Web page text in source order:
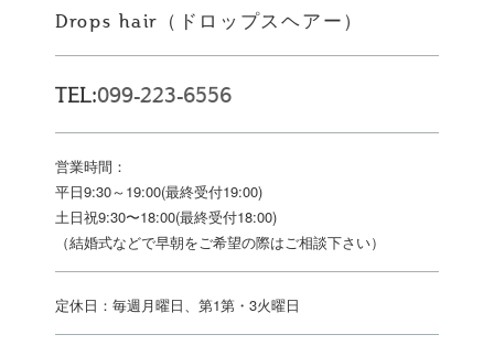
Drops hair（ドロップスヘアー）
TEL:099-223-6556
営業時間：
平日9:30～19:00(最終受付19:00)
土日祝9:30〜18:00(最終受付18:00)
（結婚式などで早朝をご希望の際はご相談下さい）
定休日：毎週月曜日、第1第・3火曜日